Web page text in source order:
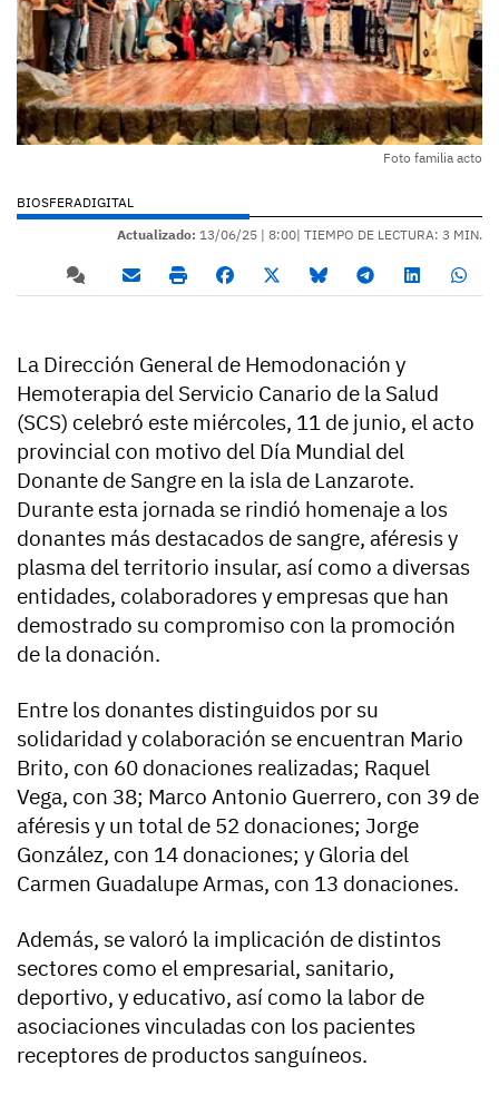
Foto familia acto
BIOSFERADIGITAL
Actualizado: 13/06/25 | 8:00| TIEMPO DE LECTURA: 3 MIN.
La Dirección General de Hemodonación y
Hemoterapia del Servicio Canario de la Salud
(SCS) celebró este miércoles, 11 de junio, el acto
provincial con motivo del Día Mundial del
Donante de Sangre en la isla de Lanzarote.
Durante esta jornada se rindió homenaje a los
donantes más destacados de sangre, aféresis y
plasma del territorio insular, así como a diversas
entidades, colaboradores y empresas que han
demostrado su compromiso con la promoción
de la donación.
Entre los donantes distinguidos por su
solidaridad y colaboración se encuentran Mario
Brito, con 60 donaciones realizadas; Raquel
Vega, con 38; Marco Antonio Guerrero, con 39 de
aféresis y un total de 52 donaciones; Jorge
González, con 14 donaciones; y Gloria del
Carmen Guadalupe Armas, con 13 donaciones.
Además, se valoró la implicación de distintos
sectores como el empresarial, sanitario,
deportivo, y educativo, así como la labor de
asociaciones vinculadas con los pacientes
receptores de productos sanguíneos.